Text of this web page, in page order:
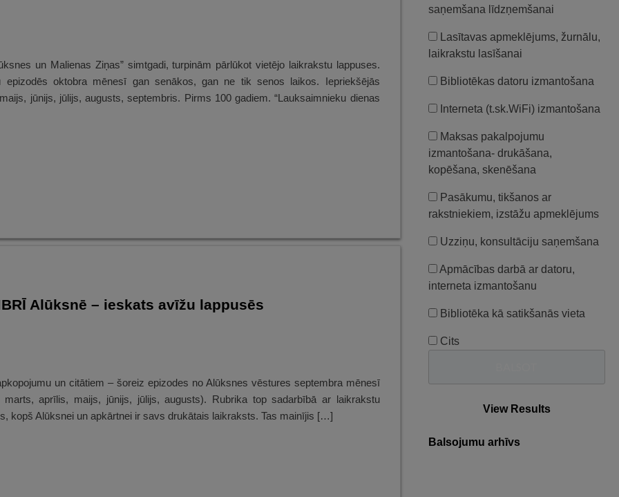
un Malienas Ziņas” simtgadi, turpinām pārlūkot vietējo laikrakstu lappuses.
oktobra mēnesī gan senākos, gan ne tik senos laikos. Iepriekšējās
jūnijs, jūlijs, augusts, septembris. Pirms 100 gadiem. “Lauksaimnieku dienas
Alūksnē – ieskats avīžu lappusēs
un citātiem – šoreiz epizodes no Alūksnes vēstures septembra mēnesī
aprīlis, maijs, jūnijs, jūlijs, augusts). Rubrika top sadarbībā ar laikrakstu
kopš Alūksnei un apkārtnei ir savs drukātais laikraksts. Tas mainījis […]
saņemšana līdzņemšanai
Lasītavas apmeklējums, žurnālu,
laikrakstu lasīšanai
Bibliotēkas datoru izmantošana
Interneta (t.sk.WiFi) izmantošana
Maksas pakalpojumu
izmantošana- drukāšana,
kopēšana, skenēšana
Pasākumu, tikšanos ar
rakstniekiem, izstāžu apmeklējums
Uzziņu, konsultāciju saņemšana
Apmācības darbā ar datoru,
interneta izmantošanu
Bibliotēka kā satikšanās vieta
Cits
View Results
Balsojumu arhīvs